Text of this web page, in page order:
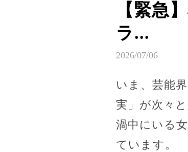
【緊急
ラ...
2026/07/06
いま、芸能
実」が次々
渦中にいる
ています。